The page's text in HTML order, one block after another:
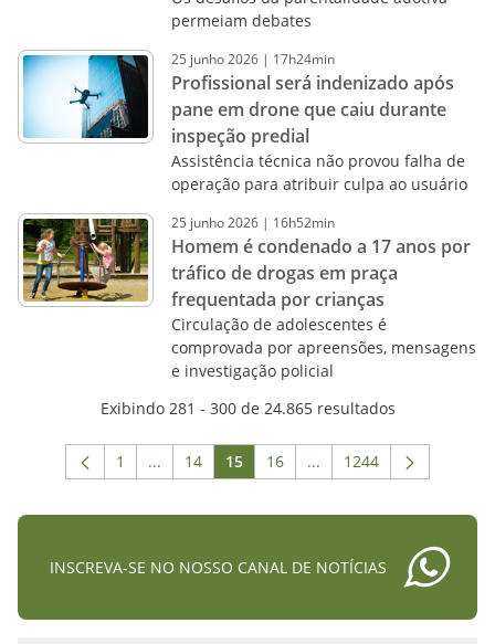
permeiam debates
25 junho2026 | 17h24min
Profissional será indenizado após
pane em drone que caiu durante
inspeção predial
Assistência técnica não provou falha de
operação para atribuir culpa ao usuário
25 junho2026 | 16h52min
Homem é condenado a 17 anos por
tráfico de drogas em praça
frequentada por crianças
Circulação de adolescentes é
comprovada por apreensões, mensagens
e investigação policial
Exibindo 281 - 300 de 24.865 resultados
Página
1 ...Páginas intermediárias Usar ABA para
Página
14 Página
15 Página
16 ...Páginas intermediárias
Página
1244
INSCREVA-SE NO NOSSO CANAL DE NOTÍCIAS